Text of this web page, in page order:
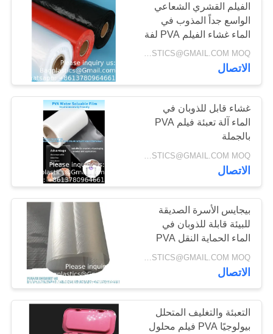
اطلب
اقتباس
SITEMAP
سياسة
الخصوصية
حقائب العينات
11
أكياس بيولوجية
19
أكياس إيميسيس
12
الفيلم القشري الشعاعي
الواسع جداً المذوب في
الماء غشاء الفيلم PVA لفة
استخدام للتعبئة من المواد
المذوبة في الماء
INQUIRY: BAGPLASTICS@GMAIL.COM MOQ:الـ (واتس اب) +8613780964661
الاتصال
غشاء قابل للذوبان في
الماء آلة تعبئة فيلم PVA
بالجملة
الاتصال
بيجايس الأسرة الصديقة
للبيئة قابلة للذوبان في
الماء الحماية النقل PVA
التعبئة والتغليف فيلم
الطباعة قابلة للتحلل
INQUIRY: BAGPLASTICS@GMAIL.COM MOQ:الـ (واتس اب) +8613780964661
الاتصال
التعبئة والتغليف المتحلل
بيولوجيًا PVA فيلم محلول